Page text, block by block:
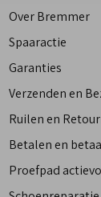
Over Bremmer
Spaaractie
Garanties
Verzenden en
Ruilen en
Betalen en
Proefpad